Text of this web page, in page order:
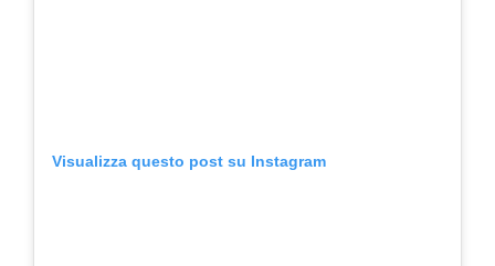
Visualizza questo post su Instagram